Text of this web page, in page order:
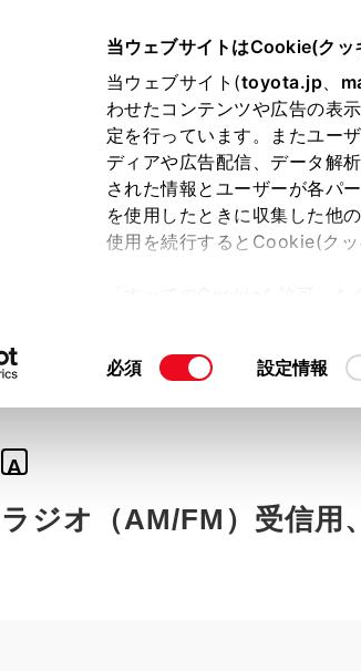
当ウェブサイトはCookie(クッ
当ウェブサイト(toyota.jp、
わせたコンテンツや広告の表
定を行っています。またユー
ディアや広告配信、データ解
された情報とユーザーが各パ
を使用したときに収集した他
使用を続行するとCookie(クッ
て」をご覧ください。
同
必須 設定情報
オーナーサポート トピックス
アンテナか教えて。
A
ラジオ（AM/FM）受信用